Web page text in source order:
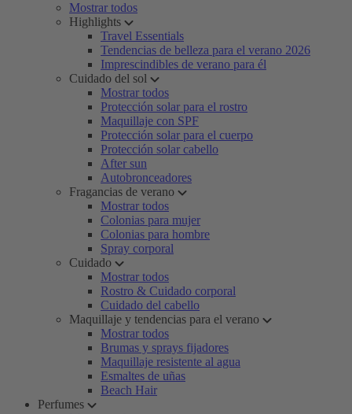
Mostrar todos
Highlights
Travel Essentials
Tendencias de belleza para el verano 2026
Imprescindibles de verano para él
Cuidado del sol
Mostrar todos
Protección solar para el rostro
Maquillaje con SPF
Protección solar para el cuerpo
Protección solar cabello
After sun
Autobronceadores
Fragancias de verano
Mostrar todos
Colonias para mujer
Colonias para hombre
Spray corporal
Cuidado
Mostrar todos
Rostro & Cuidado corporal
Cuidado del cabello
Maquillaje y tendencias para el verano
Mostrar todos
Brumas y sprays fijadores
Maquillaje resistente al agua
Esmaltes de uñas
Beach Hair
Perfumes